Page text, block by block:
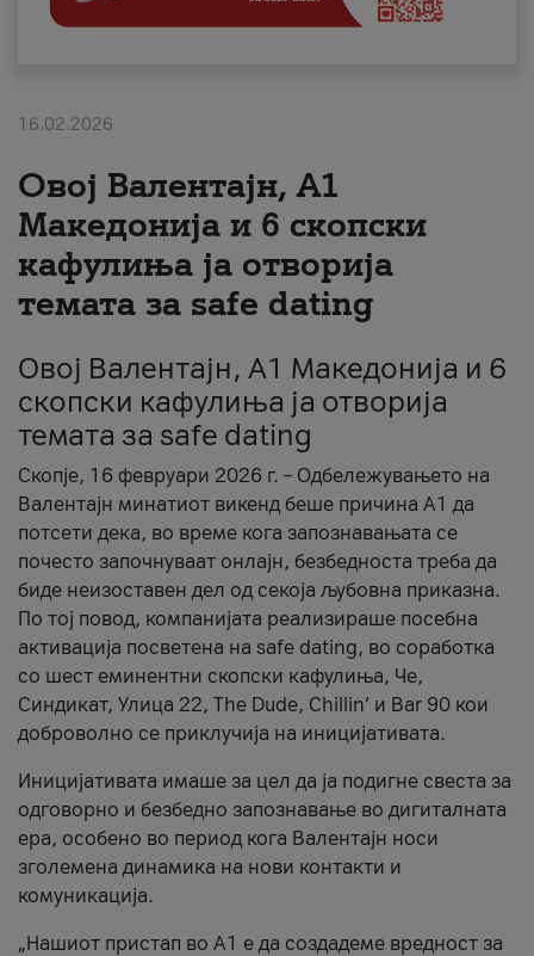
Плати сметка
#ПодобарОнлајн
16.02.2026
Овој Валентајн, A1
Македонија и 6 скопски
кафулиња ја отворија
темата за safe dating
Овој Валентајн, A1 Македонија и 6
скопски кафулиња ја отворија
темата за safe dating
Скопје, 16 февруари 2026 г. – Одбележувањето на
Валентајн минатиот викенд беше причина А1 да
потсети дека, во време кога запознавањата се
почесто започнуваат онлајн, безбедноста треба да
биде неизоставен дел од секоја љубовна приказна.
По тој повод, компанијата реализираше посебна
активација посветена на safe dating, во соработка
со шест еминентни скопски кафулиња, Че,
Синдикат, Улица 22, The Dude, Chillin’ и Bar 90 кои
доброволно се приклучија на иницијативата.
Иницијативата имаше за цел да ја подигне свеста за
одговорно и безбедно запознавање во дигиталната
ера, особено во период кога Валентајн носи
зголемена динамика на нови контакти и
комуникација.
„Нашиот пристап во А1 е да создадеме вредност за